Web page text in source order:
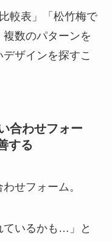
較表」「松竹梅で
数のパターンを
ザインを探すこ
合わせフォー
する
せフォーム。
ているかも…」と